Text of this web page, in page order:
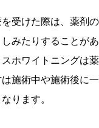
受けた際は、薬剤
みたりすることが
ホワイトニングは
施術中や施術後に
ります。